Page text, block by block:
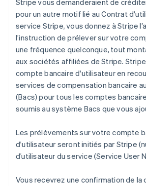
Stripe vous demanderaient de
pour un autre motif lié au Contrat
service Stripe, vous donnez à Stripe
l’instruction de prélever sur votre
une fréquence quelconque, tout
aux sociétés affiliées de Stripe.
compte bancaire d'utilisateur en
services de compensation bancaire
(Bacs) pour tous les comptes
soumis au système Bacs que vous
Les prélèvements sur votre compte
d'utilisateur seront initiés par Stripe
d’utilisateur du service (Service User
Vous recevrez une confirmation de la